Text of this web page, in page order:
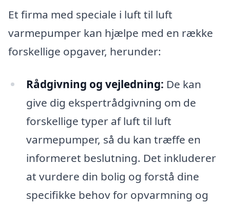
Et firma med speciale i luft til luft
varmepumper kan hjælpe med en række
forskellige opgaver, herunder:
Rådgivning og vejledning: De kan
give dig ekspertrådgivning om de
forskellige typer af luft til luft
varmepumper, så du kan træffe en
informeret beslutning. Det inkluderer
at vurdere din bolig og forstå dine
specifikke behov for opvarmning og